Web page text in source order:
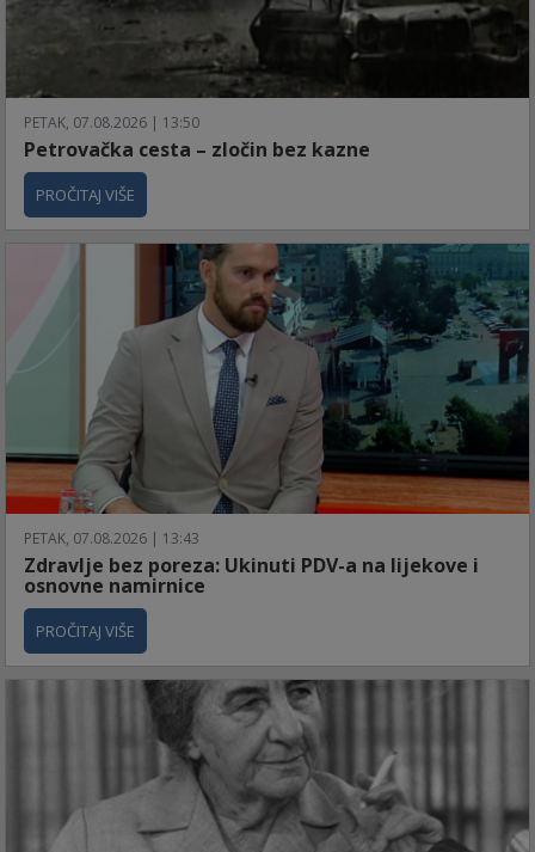
PETAK, 07.08.2026 | 13:50
Petrovačka cesta – zločin bez kazne
PROČITAJ VIŠE
PETAK, 07.08.2026 | 13:43
Zdravlje bez poreza: Ukinuti PDV-a na lijekove i
osnovne namirnice
PROČITAJ VIŠE